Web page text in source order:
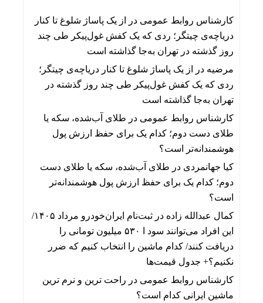
کارشناس روابط عمومی در
از یک پاساژ شلوغ تا کنار
دریاچه‌ی چیتگر؛ ردی که یک کفش غول‌پیکر طی چند
روز گذشته در تهران به‌جا گذاشته است
مرضیه در
از یک پاساژ شلوغ تا کنار دریاچه‌ی چیتگر؛
ردی که یک کفش غول‌پیکر طی چند روز گذشته در
تهران به‌جا گذاشته است
کارشناس روابط عمومی در طلای آب‌شده، سکه یا
طلای دست دوم؛ کدام یک برای حفظ ارزش پول
هوشمندانه‌تر است؟
کیا جهانمردی در طلای آب‌شده، سکه یا طلای دست
دوم؛ کدام یک برای حفظ ارزش پول هوشمندانه‌تر
است؟
کمال عبدالله زاده در
ثبت‌نام ایران‌خودرو مرداد ۱۴۰۵/
این افراد می‌توانند سود ا ۵۳۰ میلیون تومانی را
دریافت کنند/ کدام ماشین را انتخاب کنیم که ضرر
نکنیم؟+ جدول قیمت‌ها
کارشناس روابط عمومی در راحت ترین و نرم ترین
ماشین ایرانی کدام است؟